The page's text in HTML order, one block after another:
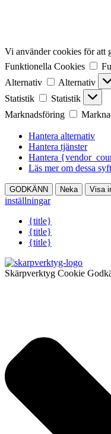
Vi använder cookies för att
Funktionella Cookies
Alternativ
Alternativ
Statistik
Statistik
Marknadsföring
Hantera alternativ
Hantera tjänster
Hantera
Läs mer om dessa
GODKÄNN Neka Visa
inställningar
{title}
{title}
{title}
Skärpverktyg Cookie